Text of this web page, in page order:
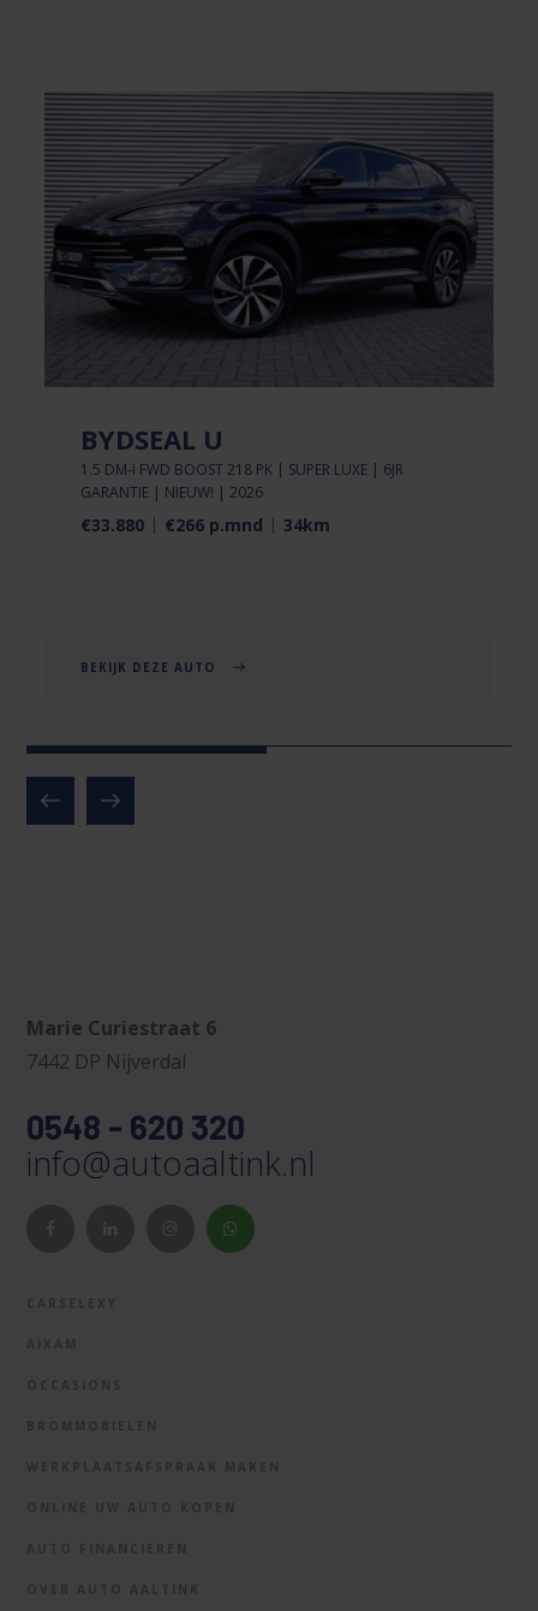
BYDSEAL U
1.5 DM-I FWD BOOST 218 PK | SUPER LUXE | 6JR
GARANTIE | NIEUW! | 2026
€33.880 €266 p.mnd 34km
BEKIJK DEZE AUTO
Marie Curiestraat 6
7442 DP Nijverdal
0548 - 620 320
info@autoaaltink.nl